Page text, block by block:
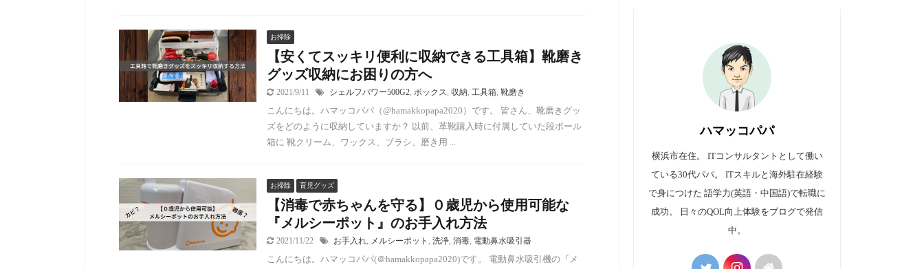
お掃除
【安くてスッキリ便利に収納できる工具箱】靴磨き
グッズ収納にお困りの方へ
2021/9/11 シェルフパワー500G2, ボックス, 収納, 工具箱, 靴磨き
こんにちは。ハマッコパパ（@hamakkopapa2020）です。 皆さん、靴磨きグッ
ズをどのように収納していますか？ 以前、革靴購入時に付属していた段ボール
箱に 靴クリーム、ワックス、ブラシ、磨き用 ...
お掃除 育児グッズ
【消毒で赤ちゃんを守る】０歳児から使用可能な
『メルシーポット』のお手入れ方法
2021/11/22 お手入れ, メルシーポット , 洗浄, 消毒, 電動鼻水吸引器
こんにちは。ハマッコパパ(＠hamakkopapa2020)です。 電動鼻水吸引機の『メ
ハマッコパパ
横浜市在住。 ITコンサルタントとして働い
ている30代パパ。 ITスキルと海外駐在経験
で身につけた 語学力(英語・中国語)で転職に
成功。 日々のQOL向上体験をブログで発信
中。